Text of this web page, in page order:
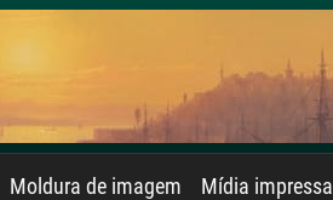
Moldura de imagem Mídia impressa